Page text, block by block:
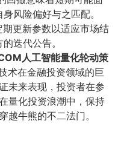
风险偏好与之匹配。
期更新参数以适应市场结
迭代公告。
人工智能量化轮动策
术在金融投资领域的巨
未来表现，投资者在参
量化投资浪潮中，保持
越牛熊的不二法门。